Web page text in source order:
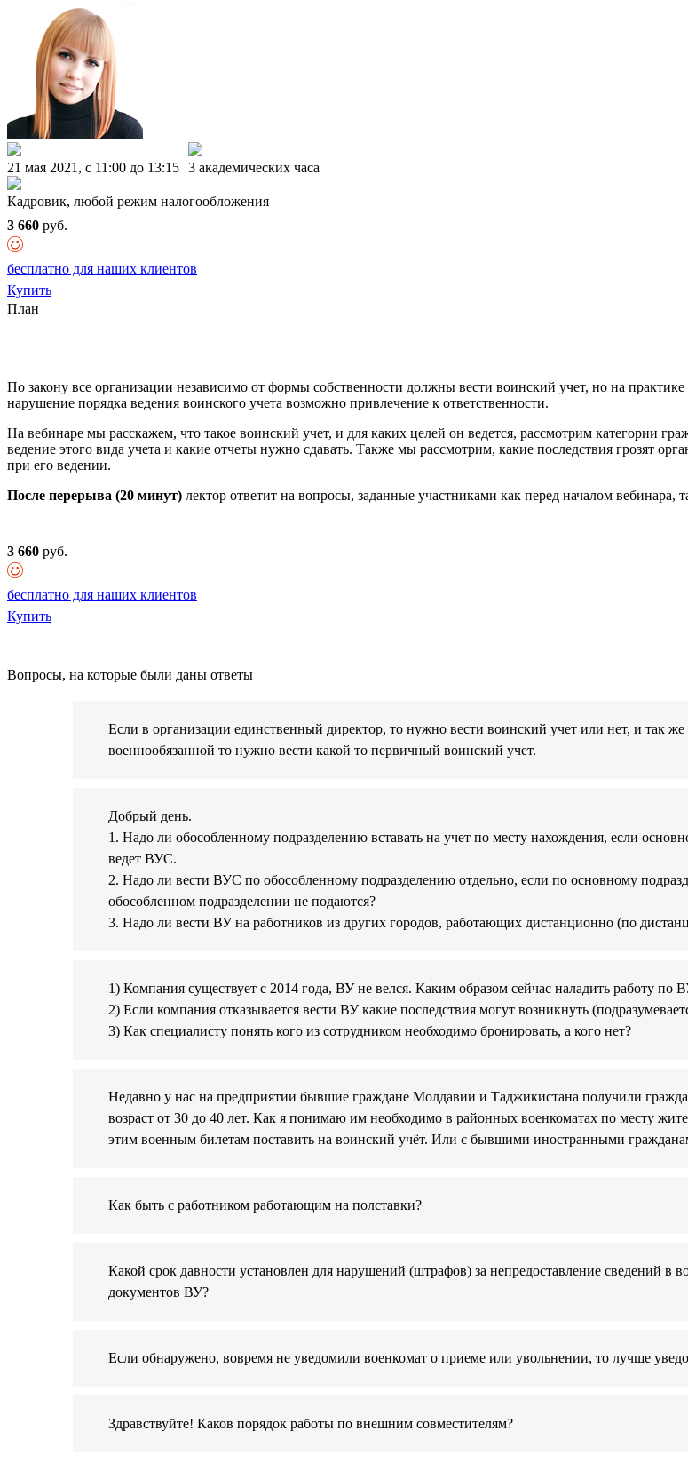
21 мая 2021, c 11:00 до 13:15 3 академических часа
Кадровик, любой режим налогообложения
3 660 руб.
бесплатно для наших клиентов
Купить
План
По закону все организации независимо от формы собственности должны вести воинский учет, но на
нарушение порядка ведения воинского учета возможно привлечение к ответственности.
На вебинаре мы расскажем, что такое воинский учет, и для каких целей он ведется, рассмотрим категории
ведение этого вида учета и какие отчеты нужно сдавать. Также мы рассмотрим, какие последствия грозят
при его ведении.
После перерыва (20 минут) лектор ответит на вопросы, заданные участниками как перед началом вебинара,
3 660 руб.
бесплатно для наших клиентов
Купить
Вопросы, на которые были даны ответы
Если в организации единственный директор, то нужно вести воинский учет или нет, и так
военнообязанной то нужно вести какой то первичный воинский учет.
Добрый день.
1. Надо ли обособленному подразделению вставать на учет по месту нахождения, если
ведет ВУС.
2. Надо ли вести ВУС по обособленному подразделению отдельно, если по основному
обособленном подразделении не подаются?
3. Надо ли вести ВУ на работников из других городов, работающих дистанционно (по
1) Компания существует с 2014 года, ВУ не велся. Каким образом сейчас наладить работу по
2) Если компания отказывается вести ВУ какие последствия могут возникнуть
3) Как специалисту понять кого из сотрудником необходимо бронировать, а кого нет?
Недавно у нас на предприятии бывшие граждане Молдавии и Таджикистана получили
возраст от 30 до 40 лет. Как я понимаю им необходимо в районных военкоматах по месту
этим военным билетам поставить на воинский учёт. Или с бывшими иностранными
Как быть с работником работающим на полставки?
Какой срок давности установлен для нарушений (штрафов) за непредоставление сведений в
документов ВУ?
Если обнаружено, вовремя не уведомили военкомат о приеме или увольнении, то лучше
Здравствуйте! Каков порядок работы по внешним совместителям?